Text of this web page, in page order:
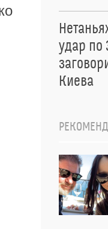
удар по
Киева